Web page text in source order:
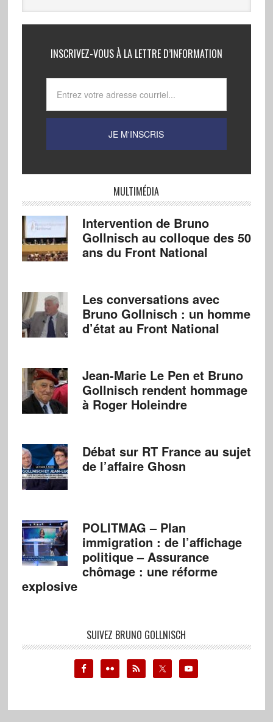
INSCRIVEZ-VOUS À LA LETTRE D’INFORMATION
MULTIMÉDIA
Intervention de Bruno
Gollnisch au colloque des 50
ans du Front National
Les conversations avec
Bruno Gollnisch : un homme
d’état au Front National
Jean-Marie Le Pen et Bruno
Gollnisch rendent hommage
à Roger Holeindre
Débat sur RT France au sujet
de l’affaire Ghosn
POLITMAG – Plan
immigration : de l’affichage
politique – Assurance
chômage : une réforme
explosive
SUIVEZ BRUNO GOLLNISCH